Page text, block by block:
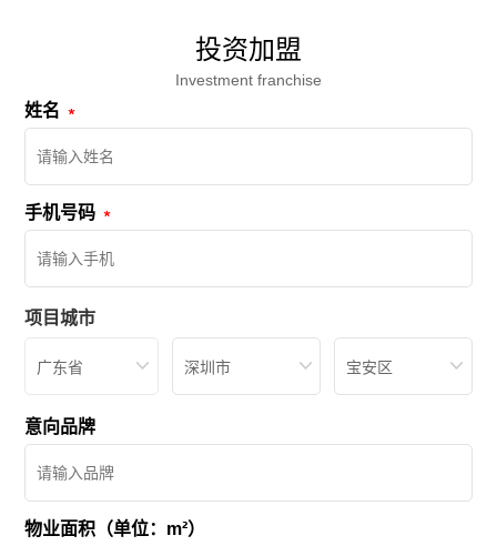
投资加盟
Investment franchise
姓名
手机号码
项目城市
广东省 深圳市 宝安区
意向品牌
物业面积（单位：m²）